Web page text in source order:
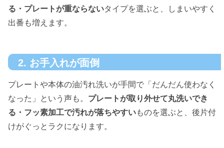
る・プレートが重ならないタイプを選ぶと、しまいやすく
出番も増えます。
2. お手入れが面倒
プレートや本体の油汚れ洗いが手間で「だんだん使わなく
なった」という声も。 プレートが取り外せて丸洗いでき
る・フッ素加工で汚れが落ちやすいものを選ぶと、後片付
けがぐっとラクになります。